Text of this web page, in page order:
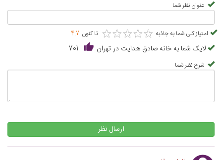
عنوان نظر شما
امتیاز کلی شما به جاذبه ★★★★★
★★★★★ تا کنون 4.7
لایک شما به خانه صادق هدایت در تهران 701
شرح نظر شما
ارسال نظر